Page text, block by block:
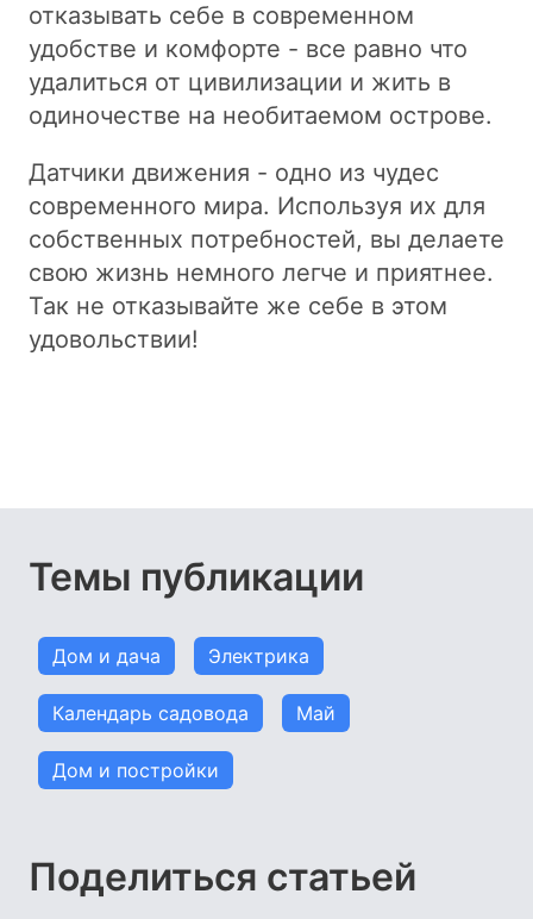
отказывать себе в современном
удобстве и комфорте - все равно что
удалиться от цивилизации и жить в
одиночестве на необитаемом острове.
Датчики движения - одно из чудес
современного мира. Используя их для
собственных потребностей, вы делаете
свою жизнь немного легче и приятнее.
Так не отказывайте же себе в этом
удовольствии!
Темы публикации
Дом и дача Электрика
Календарь садовода Май
Дом и постройки
Поделиться статьей